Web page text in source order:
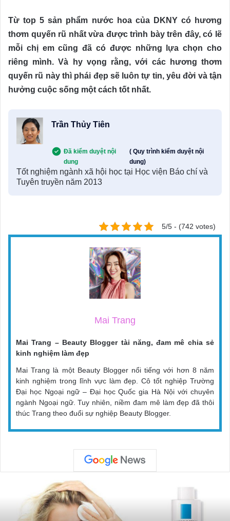
Từ top 5 sản phẩm nước hoa của DKNY có hương
thơm quyến rũ nhất vừa được trình bày trên đây, có lẽ
mỗi chị em cũng đã có được những lựa chọn cho
riêng mình. Và hy vọng rằng, với các hương thơm
quyến rũ này thì phái đẹp sẽ luôn tự tin, yêu đời và tận
hưởng cuộc sống một cách tốt nhất.
Trần Thủy Tiên
Đã kiểm duyệt nội
dung
( Quy trình kiểm duyệt nội
dung)
Tốt nghiệm ngành xã hội học tại Học viện Báo chí và
Tuyên truyền năm 2013
5/5 - (742 votes)
Mai Trang
Mai Trang – Beauty Blogger tài năng, đam mê chia sẻ
kinh nghiệm làm đẹp
Mai Trang là một Beauty Blogger nổi tiếng với hơn 8 năm
kinh nghiệm trong lĩnh vực làm đẹp. Cô tốt nghiệp Trường
Đại học Ngoại ngữ – Đại học Quốc gia Hà Nội với chuyên
ngành Ngoại ngữ. Tuy nhiên, niềm đam mê làm đẹp đã thôi
thúc Trang theo đuổi sự nghiệp Beauty Blogger.